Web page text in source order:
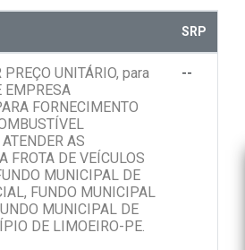
SRP
UNITÁRIO, para
EMPRESA
FORNECIMENTO
AS
FROTA DE VEÍCULOS
MUNICIPAL DE
FUNDO MUNICIPAL
MUNICIPAL DE
DE LIMOEIRO-PE.
--